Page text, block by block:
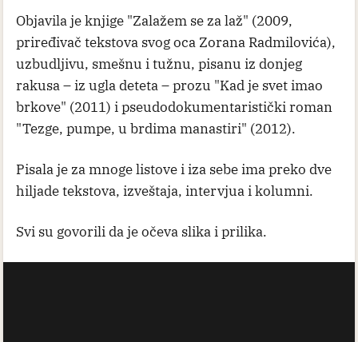
Objavila je knjige "Zalažem se za laž" (2009,
priređivač tekstova svog oca Zorana Radmilovića),
uzbudljivu, smešnu i tužnu, pisanu iz donjeg
rakusa – iz ugla deteta – prozu "Kad je svet imao
brkove" (2011) i pseudodokumentaristički roman
"Tezge, pumpe, u brdima manastiri" (2012).
Pisala je za mnoge listove i iza sebe ima preko dve
hiljade tekstova, izveštaja, intervjua i kolumni.
Svi su govorili da je očeva slika i prilika.